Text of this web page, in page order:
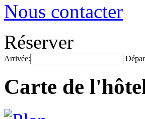
Nous contacter
Réserver
Arrivée:
Carte de